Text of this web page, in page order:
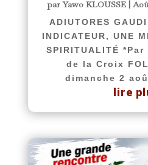
parYawo KLOUSSE|
ADIUTORES
INDICATEUR, UNE
SPIRITUALITÉ
de la Croix
dimanche 2
lire